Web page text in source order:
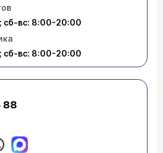
сб-вс: 8:00-20:00
сб-вс: 8:00-20:00
88